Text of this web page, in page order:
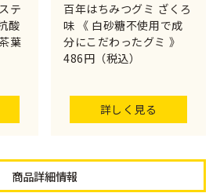
テ
酸
葉
百年はちみつグミ ざくろ
味 《 白砂糖不使用で成
分にこだわったグミ 》
486円（税込）
詳しく見る
商品詳細情報